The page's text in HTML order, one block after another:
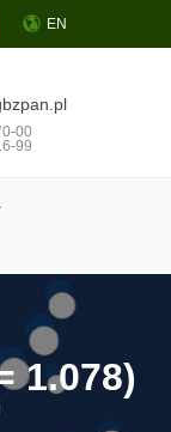
EN
00
99
1.078)